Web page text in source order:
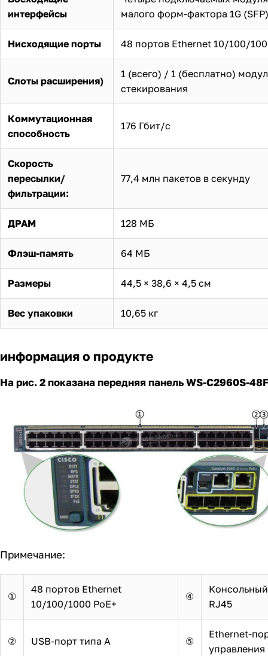
интерфейсы
малого форм-фактора 1G (SFP)
Нисходящие порты 48 портов Ethernet 10/100/
Слоты расширения)
1 (всего) / 1 (бесплатно)
стекирования
Коммутационная
способность
176 Гбит/с
Скорость
пересылки/
фильтрации:
77,4 млн пакетов в секунду
ДРАМ 128 МБ
Флэш-память 64 МБ
Размеры 44,5 × 38,6 × 4,5 см
Вес упаковки 10,65 кг
информация о продукте
На рис. 2 показана передняя панель WS-C2960S-
Примечание:
①
48 портов Ethernet
10/100/1000 PoE+
④
RJ45
② USB-порт типа А ⑤
Ethernet-
управления